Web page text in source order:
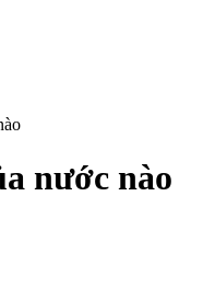
nước nào